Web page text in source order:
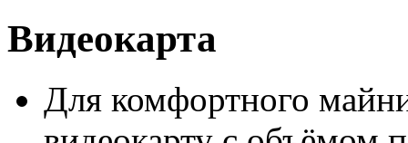
Видеокарта
Для комфортного